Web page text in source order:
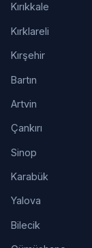
Kırıkkale
Kırklareli
Kırşehir
Bartın
Artvin
Çankırı
Sinop
Karabük
Yalova
Bilecik